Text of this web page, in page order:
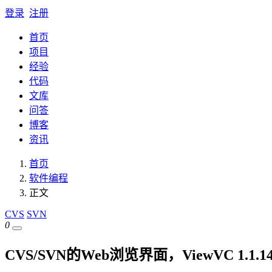
登录 注册
首页
项目
经验
代码
文库
问答
博客
资讯
首页
软件编程
正文
CVS SVN
0
CVS/SVN的Web浏览界面，ViewVC